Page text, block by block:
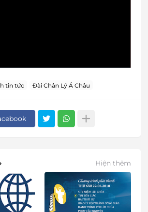
tin tức Đài Chân Lý Á Châu
Hiện thêm